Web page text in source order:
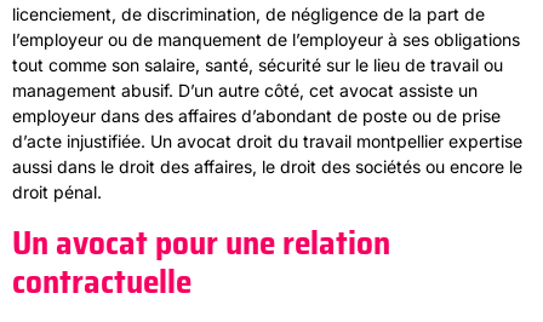
licenciement, de discrimination, de négligence de la part de
l’employeur ou de manquement de l’employeur à ses obligations
tout comme son salaire, santé, sécurité sur le lieu de travail ou
management abusif. D’un autre côté, cet avocat assiste un
employeur dans des affaires d’abondant de poste ou de prise
d’acte injustifiée. Un avocat droit du travail montpellier expertise
aussi dans le droit des affaires, le droit des sociétés ou encore le
droit pénal.
Un avocat pour une relation
contractuelle